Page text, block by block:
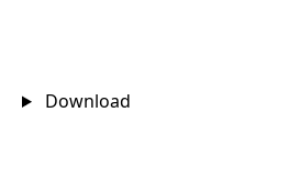
Download